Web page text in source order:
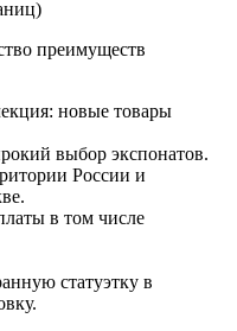
преимуществ
новые товары
выбор экспонатов.
России и
в том числе
статуэтку в